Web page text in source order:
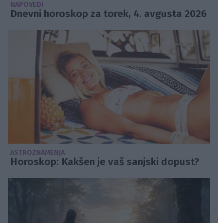
NAPOVEDI
Dnevni horoskop za torek, 4. avgusta 2026
ASTROZNAMENJA
Horoskop: Kakšen je vaš sanjski dopust?